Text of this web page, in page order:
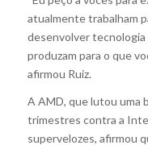
atualmente trabalham
desenvolver tecnologia
produzam para o que
afirmou Ruiz.
A AMD, que lutou uma
trimestres contra a
supervelozes, afirmou